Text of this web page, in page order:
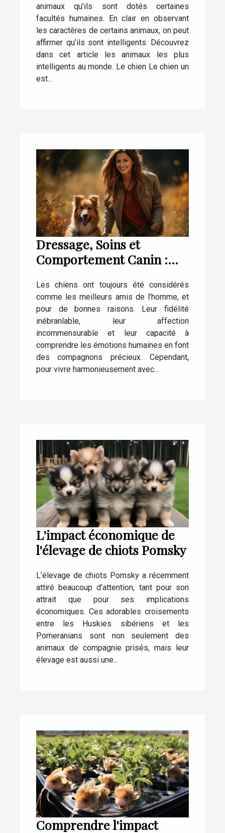
animaux qu’ils sont dotés certaines
facultés humaines. En clair en observant
les caractères de certains animaux, on peut
affirmer qu’ils sont intelligents. Découvrez
dans cet article les animaux les plus
intelligents au monde. Le chien Le chien un
est...
Dressage, Soins et
Comportement Canin :
Savoir
Les chiens ont toujours été considérés
comme les meilleurs amis de l’homme, et
pour de bonnes raisons. Leur fidélité
inébranlable, leur affection
incommensurable et leur capacité à
comprendre les émotions humaines en font
des compagnons précieux. Cependant,
pour vivre harmonieusement avec...
L'impact économique de
l'élevage de chiots Pomsky
L’élevage de chiots Pomsky a récemment
attiré beaucoup d’attention, tant pour son
attrait que pour ses implications
économiques. Ces adorables croisements
entre les Huskies sibériens et les
Pomeranians sont non seulement des
animaux de compagnie prisés, mais leur
élevage est aussi une...
Comprendre l'impact